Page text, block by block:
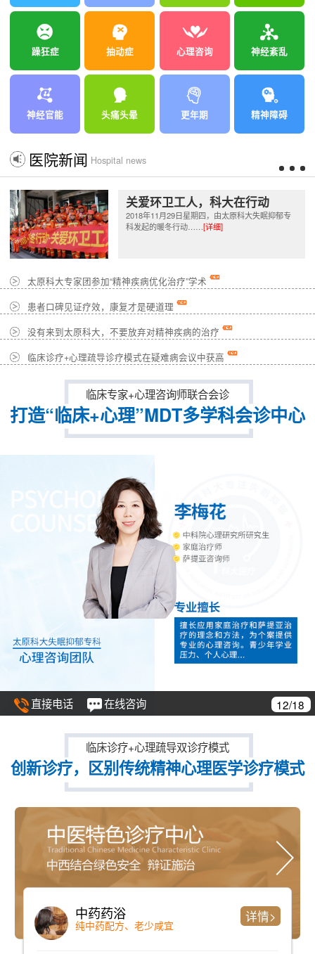
躁狂症 抽动症 心理咨询 神经紊乱
神经官能 头痛头晕 更年期 精神障碍
医院新闻 Hospital news
关爱环卫工人，科大在行动
2018年11月29日星期四，由太原科大失眠抑郁专
科发起的暖冬行动……[详细]
太原科大专家团参加“精神疾病优化治疗”学术
患者口碑见证疗效，康复才是硬道理
没有来到太原科大，不要放弃对精神疾病的治疗
临床诊疗+心理疏导诊疗模式在疑难病会议中获高
临床专家+心理咨询师联合会诊
打造“临床+心理”MDT多学科会诊中心
直接电话 在线咨询 12/18
临床诊疗+心理疏导双诊疗模式
创新诊疗，区别传统精神心理医学诊疗模式
中药药浴
纯中药配方、老少咸宜
详情>